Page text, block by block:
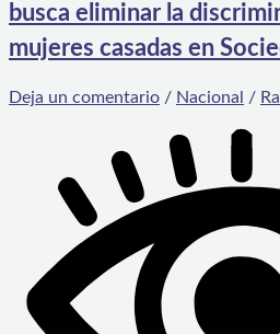
busca eliminar la
mujeres casadas en
Deja un comentario / Nacional /